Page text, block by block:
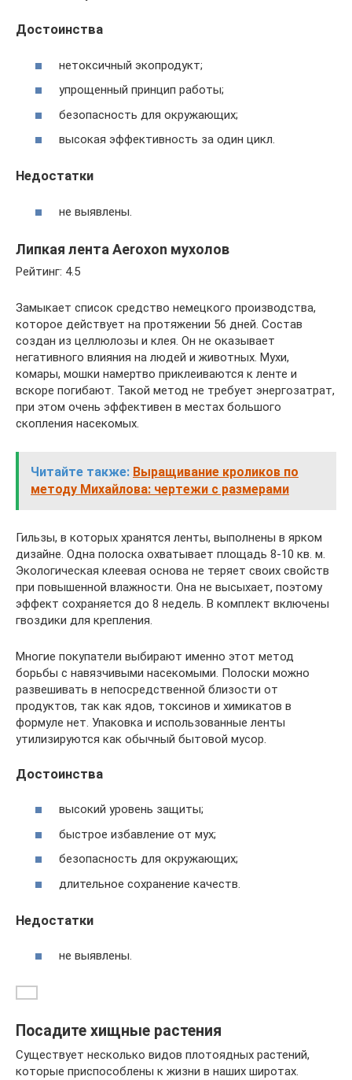
Достоинства
нетоксичный экопродукт;
упрощенный принцип работы;
безопасность для окружающих;
высокая эффективность за один цикл.
Недостатки
не выявлены.
Липкая лента Aeroxon мухолов
Рейтинг: 4.5
Замыкает список средство немецкого производства,
которое действует на протяжении 56 дней. Состав
создан из целлюлозы и клея. Он не оказывает
негативного влияния на людей и животных. Мухи,
комары, мошки намертво приклеиваются к ленте и
вскоре погибают. Такой метод не требует энергозатрат,
при этом очень эффективен в местах большого
скопления насекомых.
Читайте также: Выращивание кроликов по
методу Михайлова: чертежи с размерами
Гильзы, в которых хранятся ленты, выполнены в ярком
дизайне. Одна полоска охватывает площадь 8-10 кв. м.
Экологическая клеевая основа не теряет своих свойств
при повышенной влажности. Она не высыхает, поэтому
эффект сохраняется до 8 недель. В комплект включены
гвоздики для крепления.
Многие покупатели выбирают именно этот метод
борьбы с навязчивыми насекомыми. Полоски можно
развешивать в непосредственной близости от
продуктов, так как ядов, токсинов и химикатов в
формуле нет. Упаковка и использованные ленты
утилизируются как обычный бытовой мусор.
Достоинства
высокий уровень защиты;
быстрое избавление от мух;
безопасность для окружающих;
длительное сохранение качеств.
Недостатки
не выявлены.
Посадите хищные растения
Существует несколько видов плотоядных растений,
которые приспособлены к жизни в наших широтах.